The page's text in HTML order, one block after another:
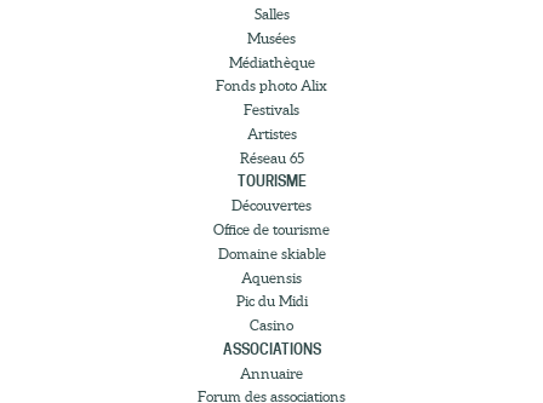
Salles
Musées
Médiathèque
Fonds photo Alix
Festivals
Artistes
Réseau 65
TOURISME
Découvertes
Office de tourisme
Domaine skiable
Aquensis
Pic du Midi
Casino
ASSOCIATIONS
Annuaire
Forum des associations